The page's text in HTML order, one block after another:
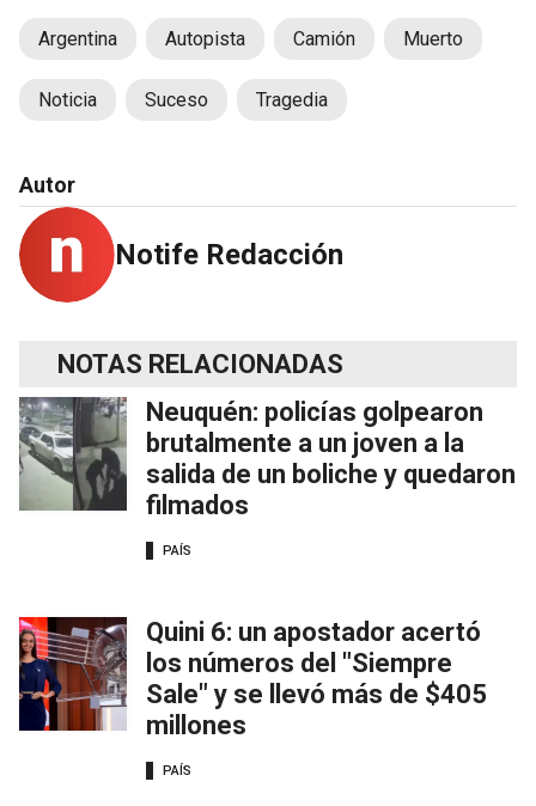
Argentina Autopista Camión Muerto
Noticia Suceso Tragedia
Autor
Notife Redacción
NOTAS RELACIONADAS
Neuquén: policías golpearon
brutalmente a un joven a la
salida de un boliche y quedaron
filmados
PAÍS
Quini 6: un apostador acertó
los números del "Siempre
Sale" y se llevó más de $405
millones
PAÍS